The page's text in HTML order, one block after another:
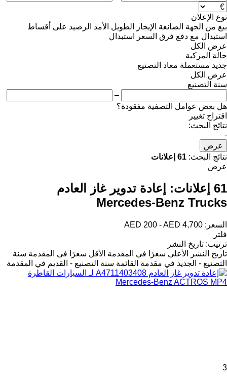
نوع الإعلان
بيع من الجهة الصانعة الإيجار الطويل الأمد الرصيد على أقساط
استبدال مع دفع فرق السعر
استبدال
عرض الكل
حالة المركبة
جديد مستعملة معاد التصنيع
عرض الكل
سنة التصنيع
–
هل بعض عوامل التصفية مفقودة؟
اقتراح تغيير
نتائج البحث:
-
عرض
نتائج البحث: 61 إعلانات
عرض
61 إعلانات:
إعادة تدوير غاز العادم
Mercedes-Benz Trucks
السعر: AED 200 - AED 4,700
فلتر
ترتيب: تاريخ النشر
تاريخ النشر
الأعلى سعرًا في المقدمة الأقل سعرًا في المقدمة سنة
التصنيع - الجديد في مقدمة القائمة سنة التصنيع - القديم في المقدمة
3